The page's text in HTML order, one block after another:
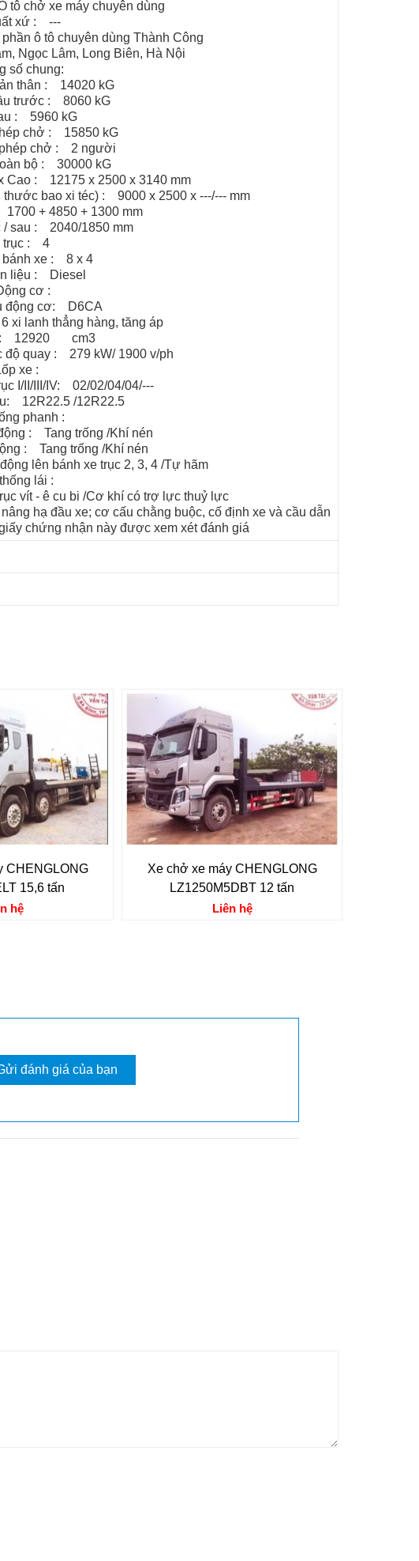
chở xe máy chuyên dùng
xứ : ---
ô tô chuyên dùng Thành Công
Ngọc Lâm, Long Biên, Hà Nội
số chung:
thân : 14020 kG
trước : 8060 kG
: 5960 kG
chở : 15850 kG
phép chở : 2 người
bộ : 30000 kG
Cao : 12175 x 2500 x 3140 mm
thước bao xi téc) : 9000 x 2500 x ---/--- mm
1700 + 4850 + 1300 mm
/ sau : 2040/1850 mm
trục : 4
bánh xe : 8 x 4
liệu : Diesel
cơ :
động cơ: D6CA
xi lanh thẳng hàng, tăng áp
: 12920 cm3
độ quay : 279 kW/ 1900 v/ph
xe :
I/II/III/IV: 02/02/04/04/---
12R22.5 /12R22.5
phanh :
: Tang trống /Khí nén
: Tang trống /Khí nén
lên bánh xe trục 2, 3, 4 /Tự hãm
lái :
vít - ê cu bi /Cơ khí có trợ lực thuỷ lực
hạ đầu xe; cơ cấu chằng buộc, cố định xe và cầu dẫn
chứng nhận này được xem xét đánh giá
CHENGLONG
15,6 tấn
hệ
Xe chở xe máy CHENGLONG
LZ1250M5DBT 12 tấn
Liên hệ
đánh giá của bạn